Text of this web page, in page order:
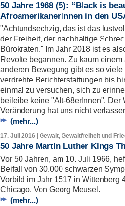
50 Jahre 1968 (5): “Black is
AfroamerikanerInnen in den
"Achtundsechzig, das ist das
der Freiheit, der nachhaltige
Bürokraten." Im Jahr 2018 ist es
Revolte begannen. Zu kaum
anderen Bewegung gibt es so
verdrehte Berichterstattungen bis
einmal zu versuchen, sich zu
beileibe keine "Alt-68erInnen". Der
Veränderung hat uns nicht
(mehr...)
17. Juli 2016 | Gewalt, Gewaltfreiheit und
50 Jahre Martin Luther Kings
Vor 50 Jahren, am 10. Juli 1966,
Beifall von 30.000 schwarzen
Vorbild im Jahr 1517 in Wittenberg
Chicago. Von Georg Meusel.
(mehr...)